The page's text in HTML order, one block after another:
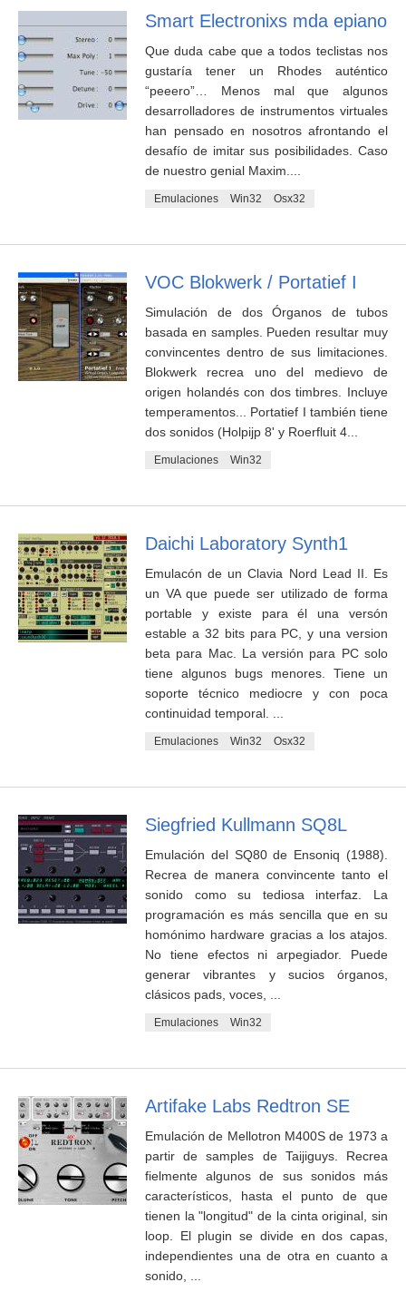
Smart Electronixs mda epiano
Que duda cabe que a todos teclistas nos
gustaría tener un Rhodes auténtico
“peeero”… Menos mal que algunos
desarrolladores de instrumentos virtuales
han pensado en nosotros afrontando el
desafío de imitar sus posibilidades. Caso
de nuestro genial Maxim....
Emulaciones Win32 Osx32
VOC Blokwerk / Portatief I
Simulación de dos Órganos de tubos
basada en samples. Pueden resultar muy
convincentes dentro de sus limitaciones.
Blokwerk recrea uno del medievo de
origen holandés con dos timbres. Incluye
temperamentos... Portatief I también tiene
dos sonidos (Holpijp 8' y Roerfluit 4...
Emulaciones Win32
Daichi Laboratory Synth1
Emulacón de un Clavia Nord Lead II. Es
un VA que puede ser utilizado de forma
portable y existe para él una versón
estable a 32 bits para PC, y una version
beta para Mac. La versión para PC solo
tiene algunos bugs menores. Tiene un
soporte técnico mediocre y con poca
continuidad temporal. ...
Emulaciones Win32 Osx32
Siegfried Kullmann SQ8L
Emulación del SQ80 de Ensoniq (1988).
Recrea de manera convincente tanto el
sonido como su tediosa interfaz. La
programación es más sencilla que en su
homónimo hardware gracias a los atajos.
No tiene efectos ni arpegiador. Puede
generar vibrantes y sucios órganos,
clásicos pads, voces, ...
Emulaciones Win32
Artifake Labs Redtron SE
Emulación de Mellotron M400S de 1973 a
partir de samples de Taijiguys. Recrea
fielmente algunos de sus sonidos más
característicos, hasta el punto de que
tienen la "longitud" de la cinta original, sin
loop. El plugin se divide en dos capas,
independientes una de otra en cuanto a
sonido, ...